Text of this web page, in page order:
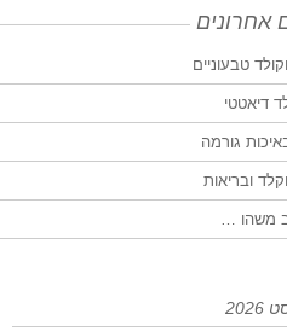
אחרונים
טבעוניים
דיאטטי
גורמה
ובריאות
משהו …